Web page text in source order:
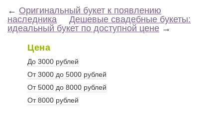
← Оригинальный букет к появлению
наследника
Дешевые свадебные букеты:
идеальный букет по доступной цене →
Цена
До 3000 рублей
От 3000 до 5000 рублей
От 5000 до 8000 рублей
От 8000 рублей